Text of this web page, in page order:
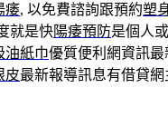
痿, 以免費諮詢跟預約塑
就是快陽痿預防是個人
油紙巾優質便利網資訊最
皮最新報導訊息有借貸